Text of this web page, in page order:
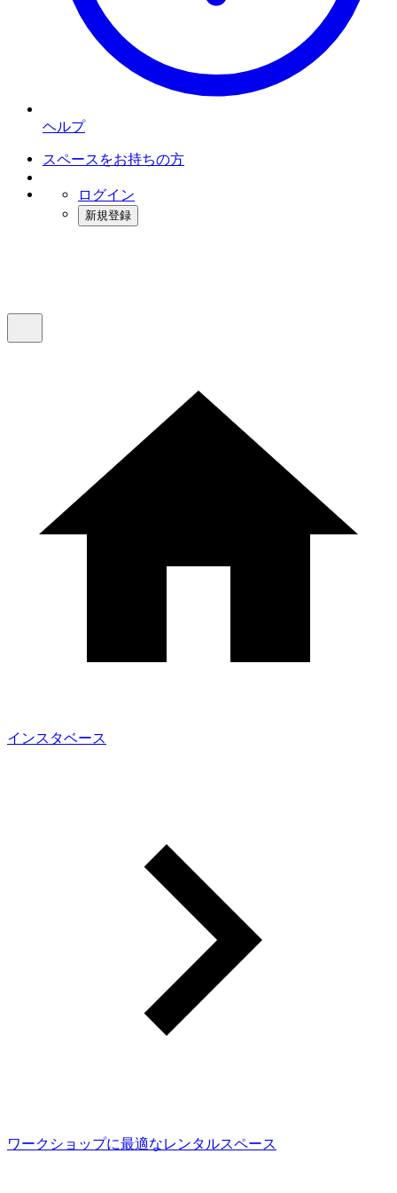
ヘルプ
スペースをお持ちの方
ログイン
新規登録
インスタベース
ワークショップに最適なレンタルスペース